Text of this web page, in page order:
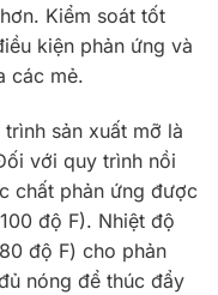
Kiểm soát tốt
kiện phản ứng và
các mẻ.
sản xuất mỡ là
với quy trình nồi
chất phản ứng được
độ F). Nhiệt độ
độ F) cho phản
nóng để thúc đẩy